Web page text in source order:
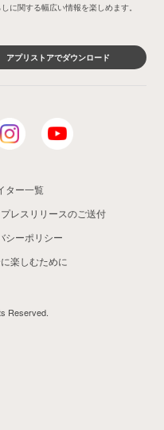
に関する幅広い情報を楽しめます。
アプリストアでダウンロード
ター一覧
プレスリリースのご送付
シーポリシー
楽しむために
Reserved.